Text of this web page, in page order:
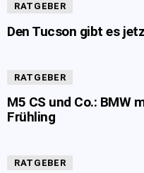
RATGEBER
Den Tucson gibt es
RATGEBER
M5 CS und Co.: BMW
Frühling
RATGEBER